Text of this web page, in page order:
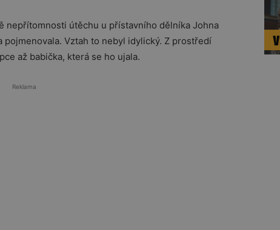
nepřítomnosti útěchu u přístavního dělníka Johna
Vztah to nebyl idylický. Z prostředí
až babička, která se ho ujala.
Reklama